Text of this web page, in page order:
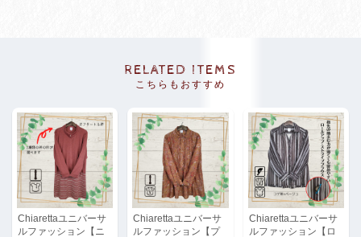
RELATED ITEMS
こちらもおすすめ
Chiarettaユニバーサ
ルファッション【ニ
Chiarettaユニバーサ
ルファッション【プ
Chiarettaユニバーサ
ルファッション【ロ